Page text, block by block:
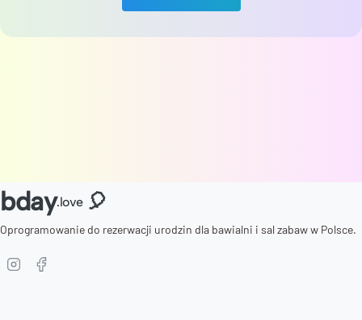
bday.love 🎈
Oprogramowanie do rezerwacji urodzin dla bawialni i sal zabaw w Polsce.